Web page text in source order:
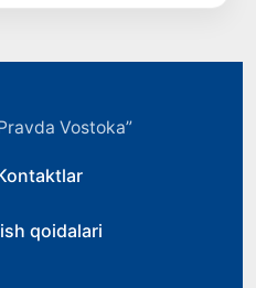
Vostoka”
qoidalari